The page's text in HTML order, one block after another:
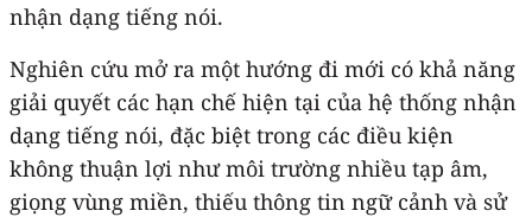
nhận dạng tiếng nói.
Nghiên cứu mở ra một hướng đi mới có khả năng
giải quyết các hạn chế hiện tại của hệ thống nhận
dạng tiếng nói, đặc biệt trong các điều kiện
không thuận lợi như môi trường nhiều tạp âm,
giọng vùng miền, thiếu thông tin ngữ cảnh và sử